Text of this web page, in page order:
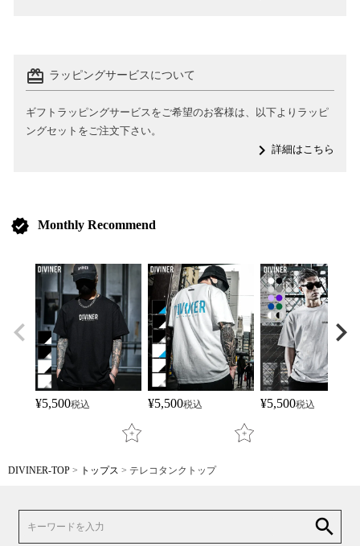
card_giftcard ラッピングサービスについて
ギフトラッピングサービスをご希望のお客様は、以下よりラッピ
ングセットをご注文下さい。
navigate_next詳細はこちら
verified Monthly Recommend
¥5,500税込 ¥5,500税込 ¥5,500税込
DIVINER-TOP トップス テレコタンクトップ
search